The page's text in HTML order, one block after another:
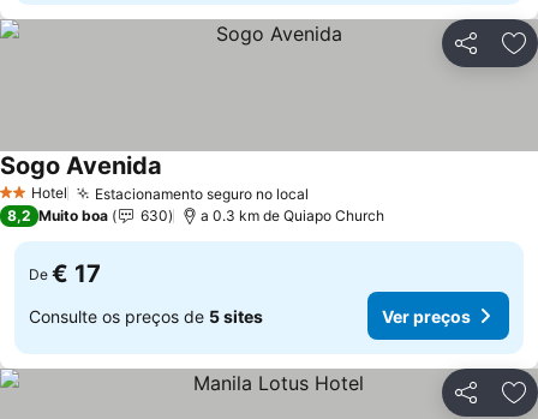
Partilhar
2 Estrelas
Hotel Estacionamento seguro no local
Sogo Avenida
8,2 Muito boa 630 a 0.3 km de Quiapo Church
De € 17
Consulte os preços de 5 sites Ver preços
Partilhar